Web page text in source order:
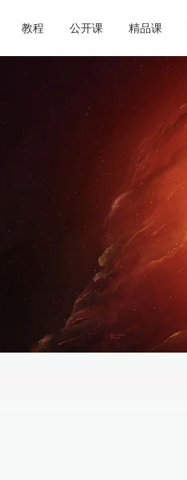
教程 公开课 精品课